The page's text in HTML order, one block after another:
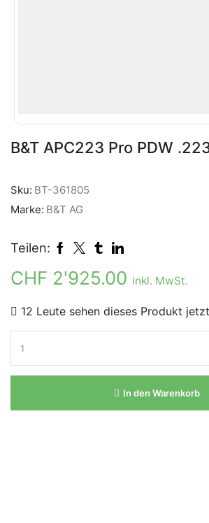
B&T APC223 Pro PDW
Sku: BT-361805
Marke: B&T AG
Teilen:
CHF 2'925.00 inkl. MwSt.
12 Leute sehen dieses Produkt
In den Warenkorb